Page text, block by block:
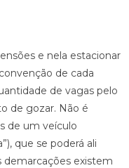
e nela estacionar
de cada
de vagas pelo
de gozar. Não é
de um veículo
que se poderá ali
demarcações existem